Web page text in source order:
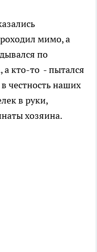
мимо, а
по
а кто-то - пытался
честность наших
в руки,
хозяина.